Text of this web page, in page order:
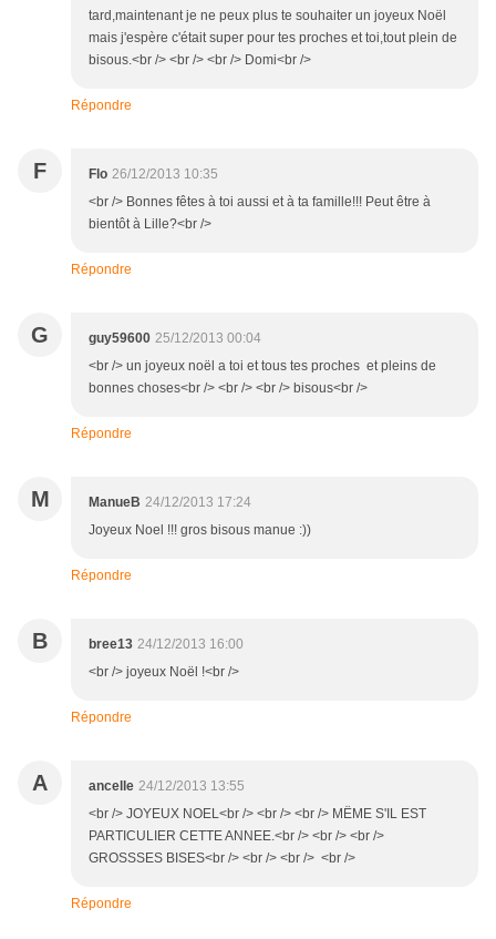
tard,maintenant je ne peux plus te souhaiter un joyeux Noël
mais j'espère c'était super pour tes proches et toi,tout plein de
bisous.<br /> <br /> <br /> Domi<br />
Répondre
F Flo 26/12/2013 10:35
<br /> Bonnes fêtes à toi aussi et à ta famille!!! Peut être à
bientôt à Lille?<br />
Répondre
G guy59600 25/12/2013 00:04
<br /> un joyeux noël a toi et tous tes proches et pleins de
bonnes choses<br /> <br /> <br /> bisous<br />
Répondre
M ManueB 24/12/2013 17:24
Joyeux Noel !!! gros bisous manue :))
Répondre
B bree13 24/12/2013 16:00
<br /> joyeux Noël !<br />
Répondre
A ancelle 24/12/2013 13:55
<br /> JOYEUX NOEL<br /> <br /> <br /> MËME S'IL EST
PARTICULIER CETTE ANNEE.<br /> <br /> <br />
GROSSSES BISES<br /> <br /> <br /> <br />
Répondre